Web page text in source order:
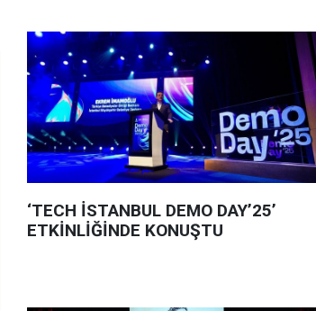
‘TECH İSTANBUL DEMO DAY’25’
ETKİNLİĞİNDE KONUŞTU